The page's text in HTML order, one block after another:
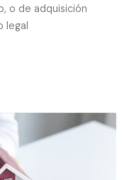
o de adquisición
legal